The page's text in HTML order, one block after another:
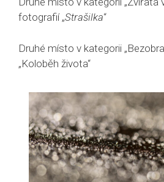
fotografií „Strašilka“
Druhé místo v kategorii
„Koloběh života“